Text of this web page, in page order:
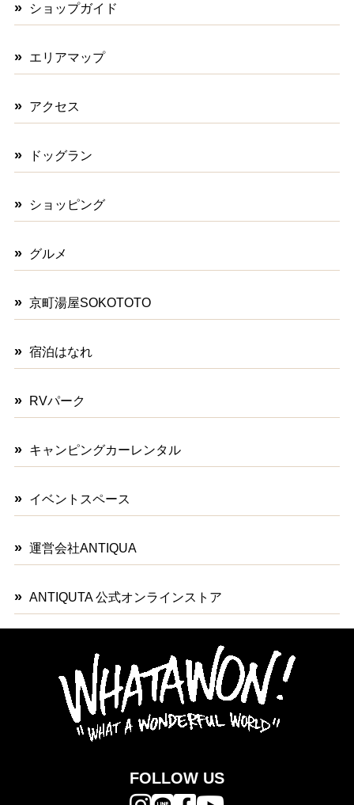
ショップガイド
エリアマップ
アクセス
ドッグラン
ショッピング
グルメ
京町湯屋SOKOTOTO
宿泊はなれ
RVパーク
キャンピングカーレンタル
イベントスペース
運営会社ANTIQUA
ANTIQUTA 公式オンラインストア
FOLLOW US